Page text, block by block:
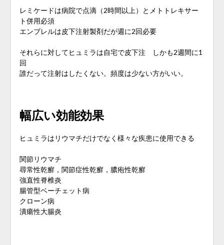
レミケードは病院で点滴（2時間以上）とメトトレキサー
ト併用必須
エンブレルは皮下注射製剤だが週に2回必要
それらに対してヒュミラは自宅で皮下注 しかも2週間に1
回
誰だって注射はしたくない。頻度は少ない方がいい。
幅広い効能効果
ヒュミラはリウマチだけでなく様々な疾患に使用できる
関節リウマチ
尋常性乾癬，関節症性乾癬，膿疱性乾癬
強直性脊椎炎
腸管型ベーチェット病
クローン病
潰瘍性大腸炎